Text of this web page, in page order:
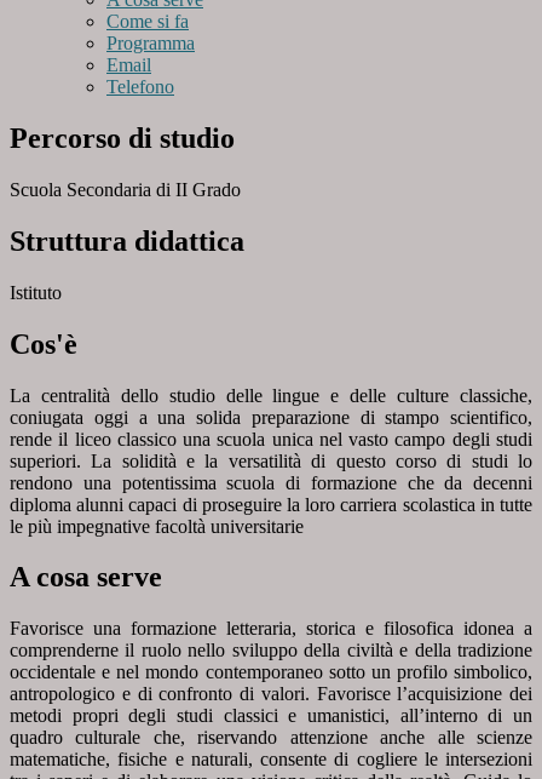
Come si fa
Programma
Email
Telefono
Percorso di studio
Scuola Secondaria di II Grado
Struttura didattica
Istituto
Cos'è
La centralità dello studio delle lingue e delle culture classiche,
coniugata oggi a una solida preparazione di stampo scientifico,
rende il liceo classico una scuola unica nel vasto campo degli studi
superiori. La solidità e la versatilità di questo corso di studi lo
rendono una potentissima scuola di formazione che da decenni
diploma alunni capaci di proseguire la loro carriera scolastica in tutte
le più impegnative facoltà universitarie
A cosa serve
Favorisce una formazione letteraria, storica e filosofica idonea a
comprenderne il ruolo nello sviluppo della civiltà e della tradizione
occidentale e nel mondo contemporaneo sotto un profilo simbolico,
antropologico e di confronto di valori. Favorisce l’acquisizione dei
metodi propri degli studi classici e umanistici, all’interno di un
quadro culturale che, riservando attenzione anche alle scienze
matematiche, fisiche e naturali, consente di cogliere le intersezioni